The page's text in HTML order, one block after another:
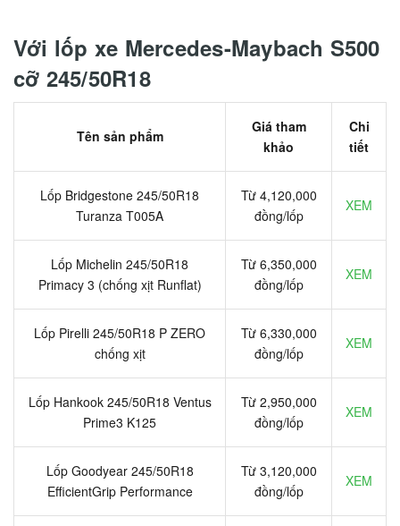
Với lốp xe Mercedes-Maybach S500
cỡ 245/50R18
Tên sản phẩm
Giá tham
khảo
Chi
tiết
Lốp Bridgestone 245/50R18
Turanza T005A
Từ 4,120,000
đồng/lốp
XEM
Lốp Michelin 245/50R18
Primacy 3 (chống xịt Runflat)
Từ 6,350,000
đồng/lốp
XEM
Lốp Pirelli 245/50R18 P ZERO
chống xịt
Từ 6,330,000
đồng/lốp
XEM
Lốp Hankook 245/50R18 Ventus
Prime3 K125
Từ 2,950,000
đồng/lốp
XEM
Lốp Goodyear 245/50R18
EfficientGrip Performance
Từ 3,120,000
đồng/lốp
XEM